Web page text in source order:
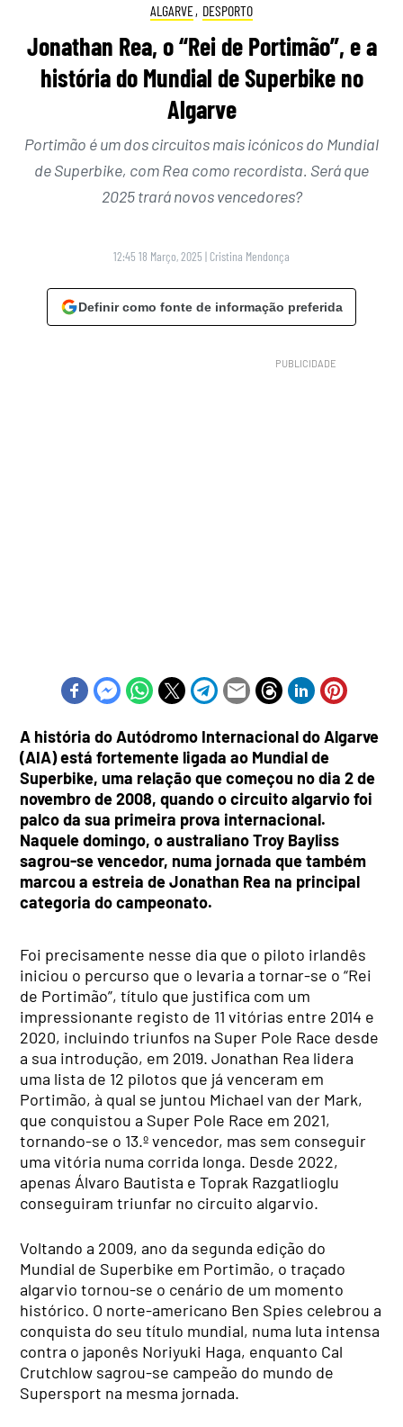
ALGARVE, DESPORTO
Jonathan Rea, o “Rei de Portimão”, e a
história do Mundial de Superbike no
Algarve
Portimão é um dos circuitos mais icónicos do Mundial
de Superbike, com Rea como recordista. Será que
2025 trará novos vencedores?
12:45 18 Março, 2025 | Cristina Mendonça
Definir como fonte de informação preferida
A história do Autódromo Internacional do Algarve
(AIA) está fortemente ligada ao Mundial de
Superbike, uma relação que começou no dia 2 de
novembro de 2008, quando o circuito algarvio foi
palco da sua primeira prova internacional.
Naquele domingo, o australiano Troy Bayliss
sagrou-se vencedor, numa jornada que também
marcou a estreia de Jonathan Rea na principal
categoria do campeonato.
Foi precisamente nesse dia que o piloto irlandês
iniciou o percurso que o levaria a tornar-se o “Rei
de Portimão”, título que justifica com um
impressionante registo de 11 vitórias entre 2014 e
2020, incluindo triunfos na Super Pole Race desde
a sua introdução, em 2019. Jonathan Rea lidera
uma lista de 12 pilotos que já venceram em
Portimão, à qual se juntou Michael van der Mark,
que conquistou a Super Pole Race em 2021,
tornando-se o 13.º vencedor, mas sem conseguir
uma vitória numa corrida longa. Desde 2022,
apenas Álvaro Bautista e Toprak Razgatlioglu
conseguiram triunfar no circuito algarvio.
Voltando a 2009, ano da segunda edição do
Mundial de Superbike em Portimão, o traçado
algarvio tornou-se o cenário de um momento
histórico. O norte-americano Ben Spies celebrou a
conquista do seu título mundial, numa luta intensa
contra o japonês Noriyuki Haga, enquanto Cal
Crutchlow sagrou-se campeão do mundo de
Supersport na mesma jornada.